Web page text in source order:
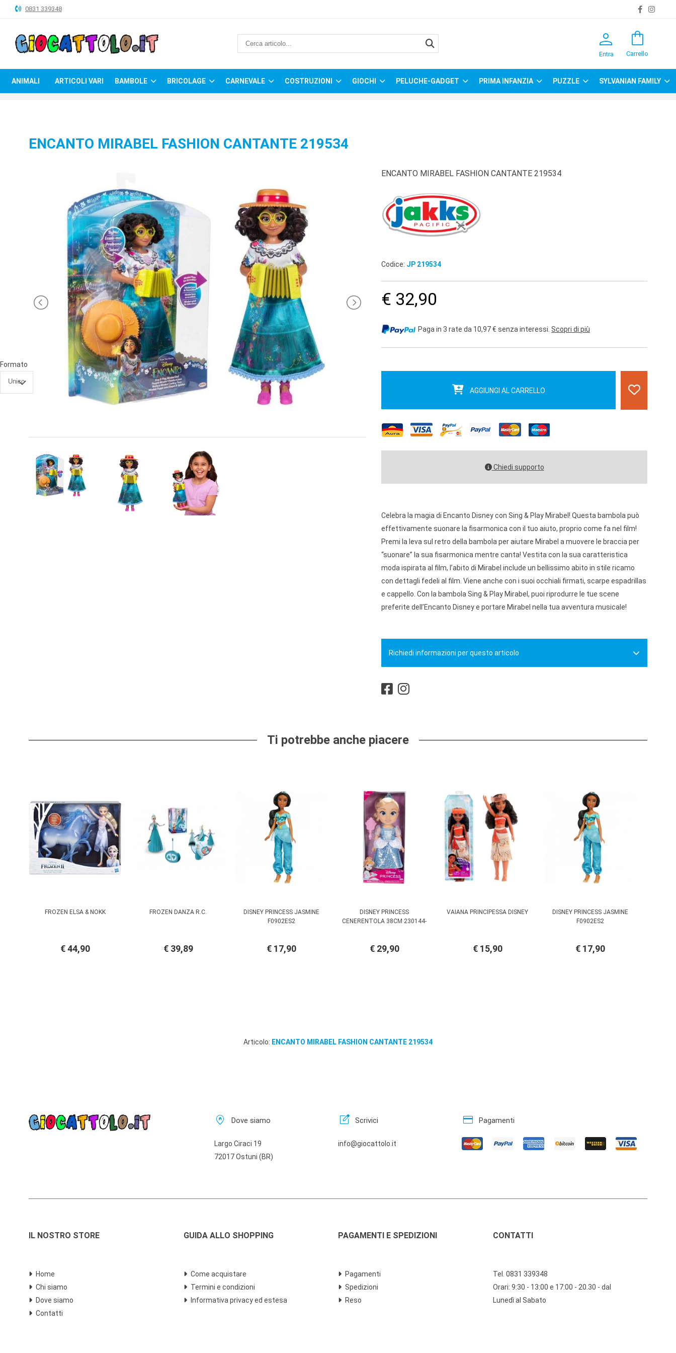
ANIMALI
BAMBOLE
0831 339348
person
Entra
shopping_bag
Carrello
ANIMALI ARTICOLI VARI BAMBOLE BRICOLAGE CARNEVALE COSTRUZIONI GIOCHI PELUCHE-GADGET PRIMA INFANZIA PUZZLE SYLVANIAN FAMILY
ENCANTO MIRABEL FASHION CANTANTE 219534
ENCANTO MIRABEL FASHION CANTANTE 219534
Codice: JP 219534
€ 32,90
Paga in 3 rate da 10,97 € senza interessi.Scopri di più
Formato
AGGIUNGI AL CARRELLO
Chiedi supporto
Celebra la magia di Encanto Disney con Sing & Play Mirabel! Questa bambola può
effettivamente suonare la fisarmonica con il tuo aiuto, proprio come fa nel film!
Premi la leva sul retro della bambola per aiutare Mirabel a muovere le braccia per
“suonare” la sua fisarmonica mentre canta! Vestita con la sua caratteristica
moda ispirata al film, l’abito di Mirabel include un bellissimo abito in stile ricamo
con dettagli fedeli al film. Viene anche con i suoi occhiali firmati, scarpe espadrillas
e cappello. Con la bambola Sing & Play Mirabel, puoi riprodurre le tue scene
preferite dell’Encanto Disney e portare Mirabel nella tua avventura musicale!
Richiedi informazioni per questo articolo
Ti potrebbe anche piacere
FROZEN ELSA & NOKK
€ 44,90
FROZEN DANZA R.C.
€ 39,89
DISNEY PRINCESS JASMINE
F0902ES2
€ 17,90
DISNEY PRINCESS
CENERENTOLA 38CM 230144-
€ 29,90
VAIANA PRINCIPESSA DISNEY
€ 15,90
DISNEY PRINCESS JASMINE
F0902ES2
€ 17,90
Articolo: ENCANTO MIRABEL FASHION CANTANTE 219534
home_pin Dove siamo
Largo Ciraci 19
72017 Ostuni (BR)
edit_square Scrivici
info@giocattolo.it
credit_card Pagamenti
IL NOSTRO STORE
Home
Chi siamo
Dove siamo
Contatti
GUIDA ALLO SHOPPING
Come acquistare
Termini e condizioni
Informativa privacy ed estesa
PAGAMENTI E SPEDIZIONI
Pagamenti
Spedizioni
Reso
CONTATTI
Tel. 0831 339348
Orari: 9:30 - 13:00 e 17:00 - 20.30 - dal
Lunedì al Sabato